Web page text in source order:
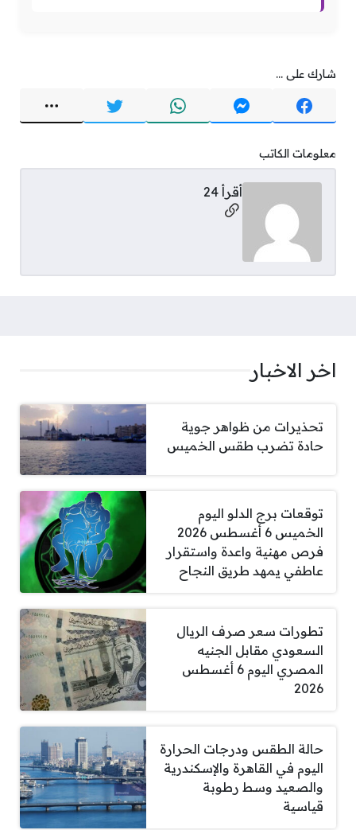
شارك على ...
معلومات الكاتب
أقرأ 24
مواقع التواصل
اخر الاخبار
تحذيرات من ظواهر جوية
حادة تضرب طقس الخميس
توقعات برج الدلو اليوم
الخميس 6 أغسطس 2026
فرص مهنية واعدة واستقرار
عاطفي يمهد طريق النجاح
تطورات سعر صرف الريال
السعودي مقابل الجنيه
المصري اليوم 6 أغسطس
2026
حالة الطقس ودرجات الحرارة
اليوم في القاهرة والإسكندرية
والصعيد وسط رطوبة
قياسية